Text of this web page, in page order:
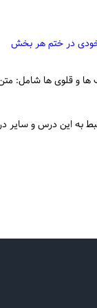
خودی در ختم هر بخش
ها و قلوی ها شامل:
به این درس و سایر